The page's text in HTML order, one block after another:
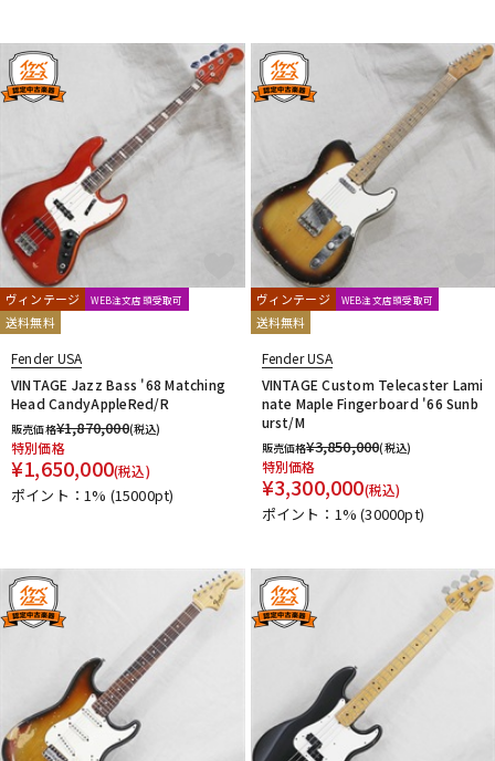
ヴィンテージ WEB注文店頭受取可
送料無料
Fender USA
VINTAGE Jazz Bass '68 Matching
Head CandyAppleRed/R
販売価格¥1,870,000(税込)
特別価格
¥1,650,000(税込)
ポイント：1% (15000pt)
ヴィンテージ WEB注文店頭受取可
送料無料
Fender USA
VINTAGE Custom Telecaster Lami
nate Maple Fingerboard '66 Sunb
urst/M
販売価格¥3,850,000(税込)
特別価格
¥3,300,000(税込)
ポイント：1%(30000pt)